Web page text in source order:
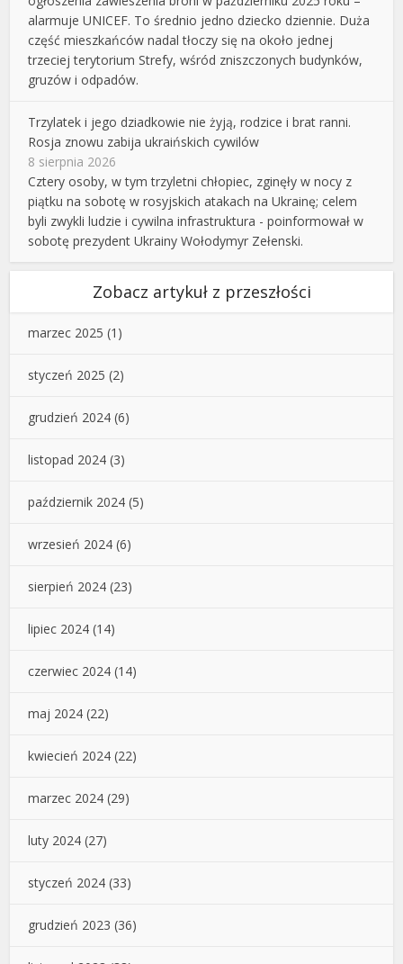
alarmuje UNICEF. To średnio jedno dziecko dziennie. Duża
część mieszkańców nadal tłoczy się na około jednej
trzeciej terytorium Strefy, wśród zniszczonych budynków,
gruzów i odpadów.
Trzylatek i jego dziadkowie nie żyją, rodzice i brat ranni.
Rosja znowu zabija ukraińskich cywilów
8 sierpnia 2026
Cztery osoby, w tym trzyletni chłopiec, zginęły w nocy z
piątku na sobotę w rosyjskich atakach na Ukrainę; celem
byli zwykli ludzie i cywilna infrastruktura - poinformował w
sobotę prezydent Ukrainy Wołodymyr Zełenski.
Zobacz artykuł z przeszłości
marzec 2025 (1)
styczeń 2025 (2)
grudzień 2024 (6)
listopad 2024 (3)
październik 2024 (5)
wrzesień 2024 (6)
sierpień 2024 (23)
lipiec 2024 (14)
czerwiec 2024 (14)
maj 2024 (22)
kwiecień 2024 (22)
marzec 2024 (29)
luty 2024 (27)
styczeń 2024 (33)
grudzień 2023 (36)